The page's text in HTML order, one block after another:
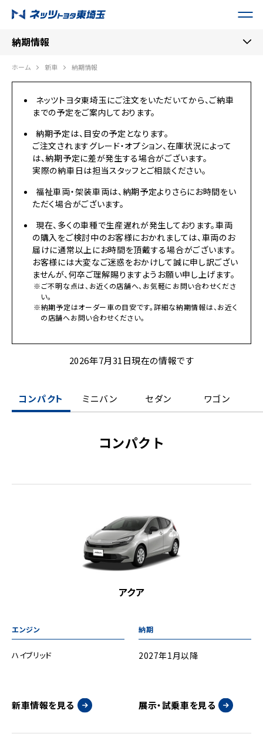
納期情報
ホーム 新車 納期情報
ネッツトヨタ東埼玉にご注文をいただいてから、ご納車
までの予定をご案内しております。
納期予定は、目安の予定となります。
ご注文されますグレード・オプション、在庫状況によって
は、納期予定に差が発生する場合がございます。
実際の納車日は担当スタッフとご相談ください。
福祉車両・架装車両は、納期予定よりさらにお時間をい
ただく場合がございます。
現在、多くの車種で生産遅れが発生しております。車両
の購入をご検討中のお客様におかれましては、車両のお
届けに通常以上にお時間を頂戴する場合がございます。
お客様には大変なご迷惑をおかけして誠に申し訳ござい
ませんが、何卒ご理解賜りますようお願い申し上げます。
※ご不明な点は、お近くの店舗へ、お気軽にお問い合わせくださ
い。
※納期予定はオーダー車の目安です。詳細な納期情報は、お近く
の店舗へお問い合わせください。
2026年7月31日現在の情報です
コンパクト ミニバン セダン ワゴン
コンパクト
アクア
ハイブリッド 2027年1月以降
新車情報を見る 展示・試乗車を見る